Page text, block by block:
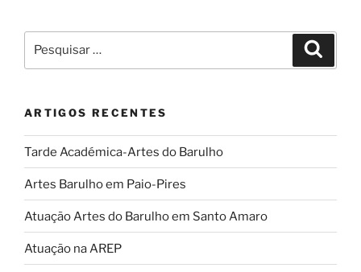
por:
ARTIGOS RECENTES
Tarde Académica-Artes do Barulho
Artes Barulho em Paio-Pires
Atuação Artes do Barulho em Santo Amaro
Atuação na AREP